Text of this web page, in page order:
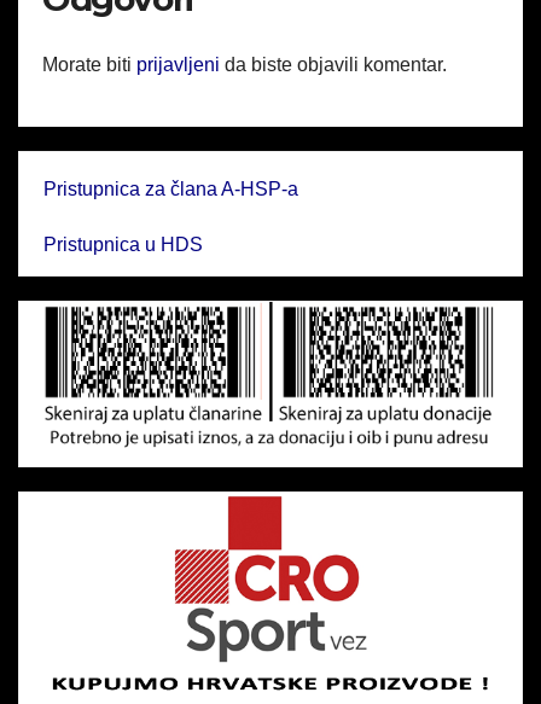
Morate biti prijavljeni da biste objavili komentar.
Pristupnica za člana A-HSP-a
Pristupnica u HDS